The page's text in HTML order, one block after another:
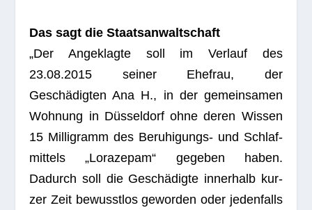
Das sagt die Staatsanwaltschaft
„Der Ange­klagte soll im Ver­lauf des
23.08.2015 sei­ner Ehe­frau, der
Geschädigten Ana H., in der gemein­sa­men
Woh­nung in Düsseldorf ohne deren Wis­sen
15 Mil­li­gramm des Beru­hi­gungs- und Schlaf­
mit­tels „Lora­ze­pam“ gege­ben haben.
Dadurch soll die Geschädigte inner­halb kur­
zer Zeit bewusst­los gewor­den oder jeden­falls